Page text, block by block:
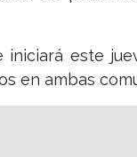
este
en ambas